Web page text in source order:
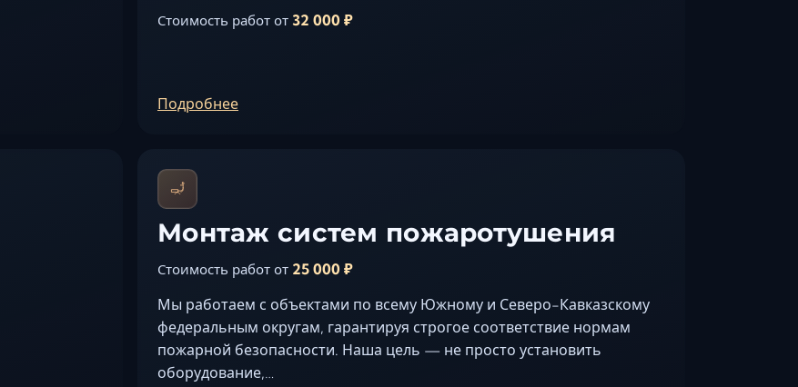
Стоимость работ от 32 000 ₽
Подробнее
Монтаж систем пожаротушения
Стоимость работ от 25 000 ₽
Мы работаем с объектами по всему Южному и Северо-Кавказскому
федеральным округам, гарантируя строгое соответствие нормам
пожарной безопасности. Наша цель — не просто установить
оборудование,…